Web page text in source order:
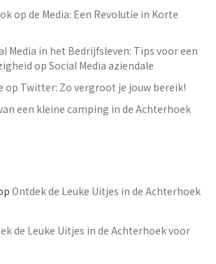
op de Media: Een Revolutie in Korte
Media in het Bedrijfsleven: Tips voor een
op Social Media aziendale
op Twitter: Zo vergroot je jouw bereik!
een kleine camping in de Achterhoek
Ontdek de Leuke Uitjes in de Achterhoek
de Leuke Uitjes in de Achterhoek voor